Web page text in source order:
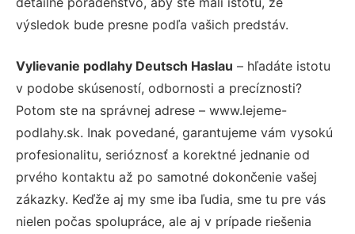
výsledok bude presne podľa vašich predstáv.
Vylievanie podlahy Deutsch Haslau – hľadáte istotu
v podobe skúseností, odbornosti a precíznosti?
Potom ste na správnej adrese – www.lejeme-
podlahy.sk. Inak povedané, garantujeme vám vysokú
profesionalitu, serióznosť a korektné jednanie od
prvého kontaktu až po samotné dokončenie vašej
zákazky. Keďže aj my sme iba ľudia, sme tu pre vás
nielen počas spolupráce, ale aj v prípade riešenia